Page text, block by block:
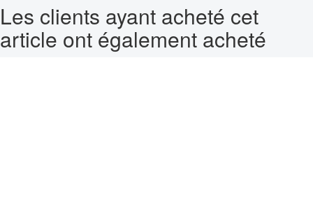
Les clients ayant acheté cet
article ont également acheté